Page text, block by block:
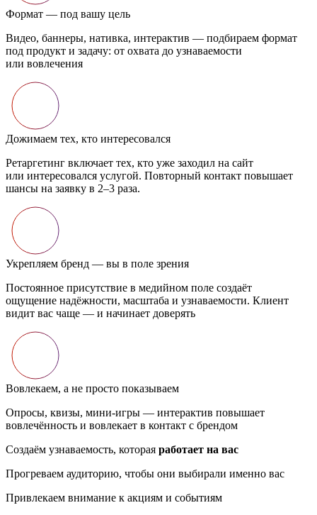
вашу цель
нативка, интерактив — подбираем формат
задачу: от охвата до узнаваемости
кто интересовался
тех, кто уже заходил на сайт
услугой. Повторный контакт повышает
в 2–3 раза.
— вы в поле зрения
в медийном поле создаёт
масштаба и узнаваемости. Клиент
— и начинает доверять
просто показываем
мини-игры — интерактив повышает
и вовлекает в контакт с брендом
Создаём узнаваемость, которая работает на вас
Прогреваем аудиторию, чтобы они выбирали именно вас
Привлекаем внимание к акциям и событиям